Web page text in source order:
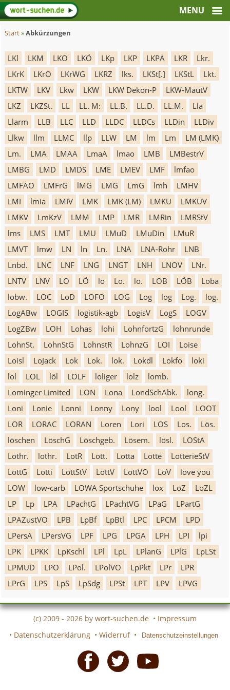
Start»Abkürzungen
LKl LKM LKO LKÖ LKp LKP LKPA LKR
Lkr.
LKrK
LKrO LKrWG LKRZ lks. LKSt[.] LKStL
Lkt.
LKTW
LKV Lkw LKW LKW Dekon-P
LKW-MautV
LKZ
LKZSt. LL LL. M: LL.B. LL.D. LL.M.
Lla
Llarm
LLB LLC LLD LLDC LLDCs LLDin
LLDiv
Llkw
llm LLMC llp LLW LM lm Lm
LM (LMK)
Lm.
LMA LMAA LmaA lmao LMB
LMBestrV
LMBG
LMD LMDS LME LMEV LMF
lmfao
LMFAO
LMFrG lMG LMG LmG lmh
LMHV
LMI
lmia LMIV LMK LMK (LM) LMKU
LMKÜV
LMKV
LmKzV LMM LMP LMR LMRin
LMRStV
lms
LMS LMT LMU LMuD LMuDin
LMuR
LMVT
lmw LN ln Ln. LNA LNA-Rohr
LNB
Lnbd.
LNC LNF LNG LNGT LNH LNOV
LNr.
LNTV
LNV LO LÖ lo Lo. lo. LOB LÖB
Loba
lobw.
LOC LoD LOFO LOG Log log Log.
log.
LogABw
LOGIS logistik-agb LogisV LogS
LOGV
LogZBw
LOH Lohas lohi LohnfortzG
lohnrunde
LohnSt.
LohnStG LohnstR LohnzG LOI
Loise
Loisl
LoJack Lok Lok. lok. Lokdl Lokfo
loki
lol
LOL löl LÖLF loliger lolz
lomb.
Lominger Limited
LON Lona LondSchAbk.
long.
Loni
Lonie Lonni Lonny Lony lool Lool
LOOT
LOR
LORAC LORAN Loren Lori LOS Los.
Lös.
löschen
LöschG Löschgeb. Lösem. lösl.
LOStA
Lothr.
lothr. LotR Lott. Lotta Lotte
LotterieStV
LottG
Lotti LottStV LottV LottVO LöV
love you
LOW
low-carb LOWA Sportschuhe lox LoZ
LoZL
LP
Lp LPA LPachtG LPachtVG LPaG
LPartG
LPAZustVO
LPB LpBf LpBtl LPC LPCM
LPD
LPersA
LPersVG LPF LPG LPGA LPH LPI
lpi
LPK
LPKK LpKschl LPl LpL LPlanG LPlG
LpLSt
LPMUD
LPO LPol. LPolVO LpPkt LPr
LPR
LPrG
LPS LpS LpSdg LPSt LPT LPV LPVG
(c) 2009 - 2026 by wort-suchen.de • Impressum
• Datenschutzerklärung • Widerruf • Datenschutzeinstellungen